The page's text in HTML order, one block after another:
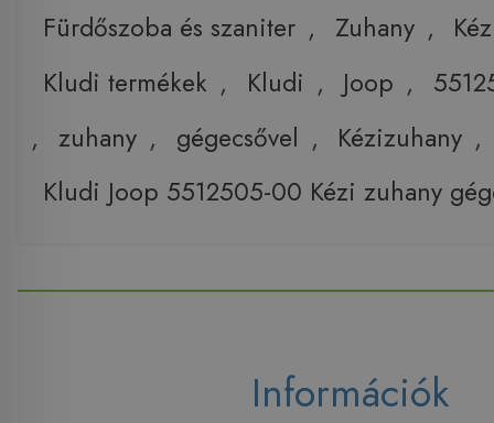
Fürdőszoba és szaniter , Zuhany ,
Kludi termékek , Kludi , Joop ,
, zuhany , gégecsővel , Kézizuhany ,
Kludi Joop 5512505-00 Kézi zuhany
Információk